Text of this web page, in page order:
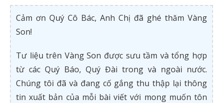
Cảm ơn Quý Cô Bác, Anh Chị đã ghé thăm Vàng
Son!
Tư liệu trên Vàng Son được sưu tầm và tổng hợp
từ các Quý Báo, Quý Đài trong và ngoài nước.
Chúng tôi đã và đang cố gắng thu thập lại thông
tin xuất bản của mỗi bài viết với mong muốn tôn